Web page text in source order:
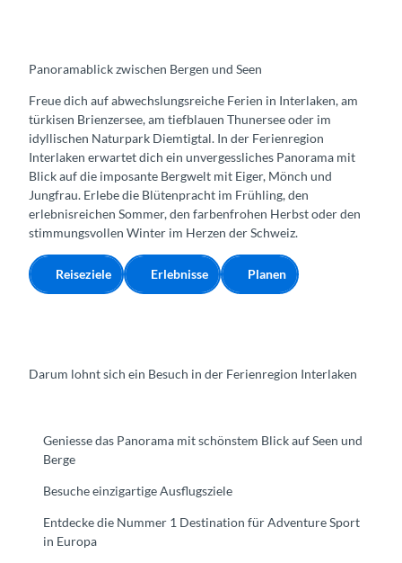
Panoramablick zwischen Bergen und Seen
Freue dich auf abwechslungsreiche Ferien in Interlaken, am
türkisen Brienzersee, am tiefblauen Thunersee oder im
idyllischen Naturpark Diemtigtal. In der Ferienregion
Interlaken erwartet dich ein unvergessliches Panorama mit
Blick auf die imposante Bergwelt mit Eiger, Mönch und
Jungfrau. Erlebe die Blütenpracht im Frühling, den
erlebnisreichen Sommer, den farbenfrohen Herbst oder den
stimmungsvollen Winter im Herzen der Schweiz.
Reiseziele Erlebnisse Planen
Darum lohnt sich ein Besuch in der Ferienregion Interlaken
Geniesse das Panorama mit schönstem Blick auf Seen und
Berge
Besuche einzigartige Ausflugsziele
Entdecke die Nummer 1 Destination für Adventure Sport
in Europa